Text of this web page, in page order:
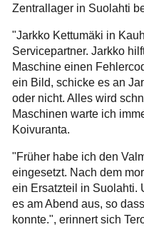
Zentrallager in Suolahti
"Jarkko Kettumäki in
Servicepartner. Jarkko
Maschine einen
ein Bild, schicke es an
oder nicht. Alles wird
Maschinen warte ich
Koivuranta.
"Früher habe ich den
eingesetzt. Nach dem
ein Ersatzteil in Suolahti.
es am Abend aus, so
konnte.", erinnert sich